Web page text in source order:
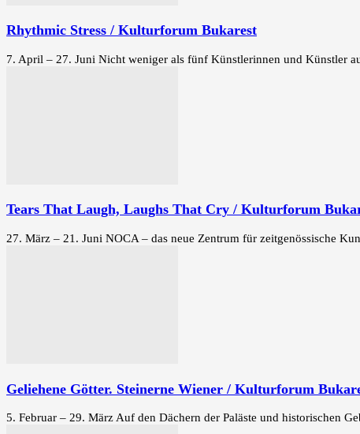
Rhythmic Stress / Kulturforum Bukarest
7. April – 27. Juni Nicht weniger als fünf Künstlerinnen und Künstler
Tears That Laugh, Laughs That Cry / Kulturforum
27. März – 21. Juni NOCA – das neue Zentrum für zeitgenössische
Geliehene Götter. Steinerne Wiener / Kulturforum
5. Februar – 29. März Auf den Dächern der Paläste und historischen